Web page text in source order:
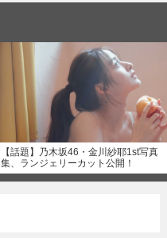
【話題】乃木坂46・金川紗耶1st写真
集、ランジェリーカット公開！